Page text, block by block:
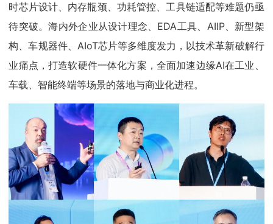
时芯片设计、内存瓶颈、功耗管控、工具链适配等难题仍亟
待突破。海内外企业从设计理念、EDA工具、AIIP、新型架
构、车规器件、AIoT芯片等多维度发力，以技术革新破解行
业痛点，打造软硬件一体化方案，全面加速边缘AI在工业、
车载、智能终端等场景的落地与商业化进程。